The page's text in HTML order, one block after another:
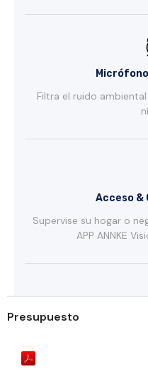
Filtra el ruido
Acceso &
Supervise su hogar o
APP ANNKE
Presupuesto